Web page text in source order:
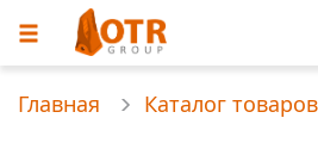
Главная Каталог товаров